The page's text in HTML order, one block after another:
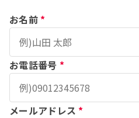
お名前 *
お電話番号 *
メールアドレス *